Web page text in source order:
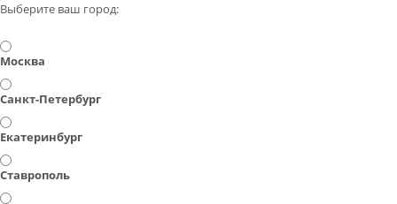
Выберите ваш город:
Москва
Санкт-Петербург
Екатеринбург
Ставрополь